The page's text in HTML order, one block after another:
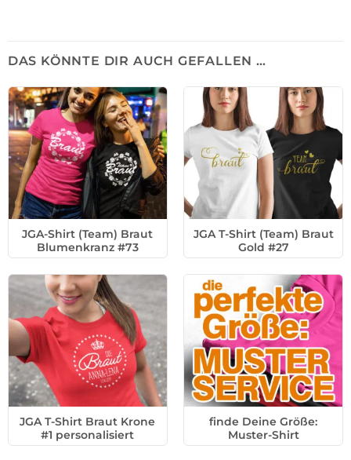
DAS KÖNNTE DIR AUCH GEFALLEN …
JGA-Shirt (Team) Braut
Blumenkranz #73
JGA T-Shirt (Team) Braut
Gold #27
JGA T-Shirt Braut Krone
#1 personalisiert
finde Deine Größe:
Muster-Shirt